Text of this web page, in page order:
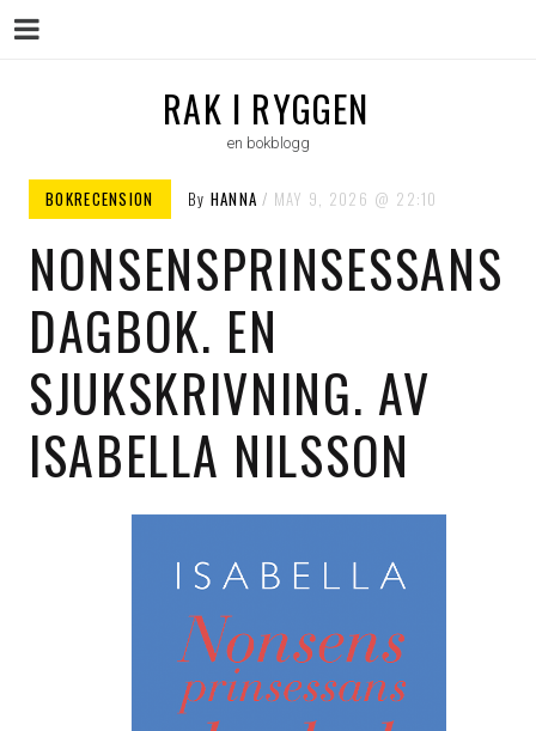
RAK I RYGGEN
en bokblogg
BOKRECENSION By HANNA MAY 9, 2026 22:10
NONSENSPRINSESSANS
DAGBOK. EN
SJUKSKRIVNING. AV
ISABELLA NILSSON
Menu